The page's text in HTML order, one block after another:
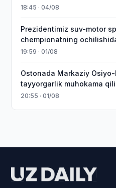
18:45 · 04/08
Prezidentimiz suv-motor
chempionatning
19:59 · 01/08
Ostonada Markaziy
tayyorgarlik muhokama
20:55 · 01/08